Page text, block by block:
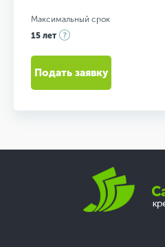
Максимальный срок
15 лет
Подать заявку